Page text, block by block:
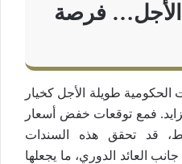
الأجل… فرصة
الحكومية طويلة الأجل كخيار
فمع توقعات خفض أسعار
قد تحقق هذه السندات
العائد الدوري، ما يجعلها